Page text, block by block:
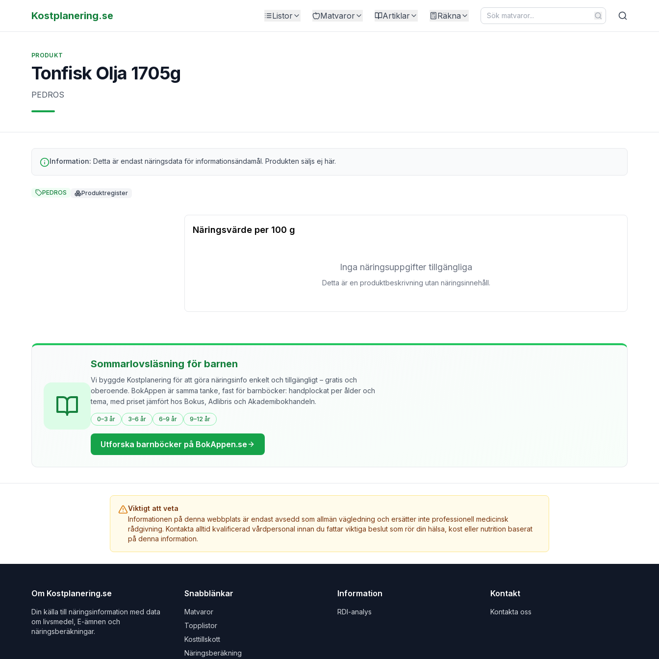
Kostplanering.se Listor Matvaror Artiklar Räkna
PRODUKT
Tonfisk Olja 1705g
PEDROS
Information: Detta är endast näringsdata för informationsändamål. Produkten säljs ej här.
PEDROS Produktregister
Näringsvärde per 100 g
Inga näringsuppgifter tillgängliga
Detta är en produktbeskrivning utan näringsinnehåll.
Sommarlovsläsning för barnen
Vi byggde Kostplanering för att göra näringsinfo enkelt och tillgängligt – gratis och
oberoende. BokAppen är samma tanke, fast för barnböcker: handplockat per ålder och
tema, med priset jämfört hos Bokus, Adlibris och Akademibokhandeln.
0–3 år 3–6 år 6–9 år 9–12 år
Utforska barnböcker på BokAppen.se
Viktigt att veta
Informationen på denna webbplats är endast avsedd som allmän vägledning och ersätter inte professionell medicinsk
rådgivning. Kontakta alltid kvalificerad vårdpersonal innan du fattar viktiga beslut som rör din hälsa, kost eller nutrition baserat
på denna information.
Om Kostplanering.se
Din källa till näringsinformation med data
om livsmedel, E-ämnen och
näringsberäkningar.
Snabblänkar
Matvaror
Topplistor
Kosttillskott
Näringsberäkning
Information
RDI-analys
Kontakt
Kontakta oss